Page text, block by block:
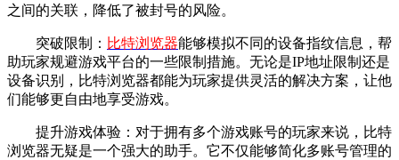
之间的关联，降低了被封号的风险。
突破限制： 比特浏览器能够模拟不同的设备指纹信息，帮
助玩家规避游戏平台的一些限制措施。无论是IP地址限制还是
设备识别，比特浏览器都能为玩家提供灵活的解决方案，让他
们能够更自由地享受游戏。
提升游戏体验：对于拥有多个游戏账号的玩家来说，比特
浏览器无疑是一个强大的助手。它不仅能够简化多账号管理的